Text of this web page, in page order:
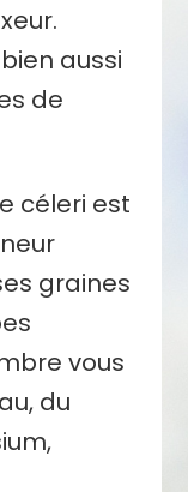
aussi
de
céleri est
graines
vous
du